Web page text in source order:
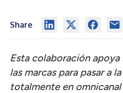
Share
Esta colaboración
las marcas para pasar a
totalmente en